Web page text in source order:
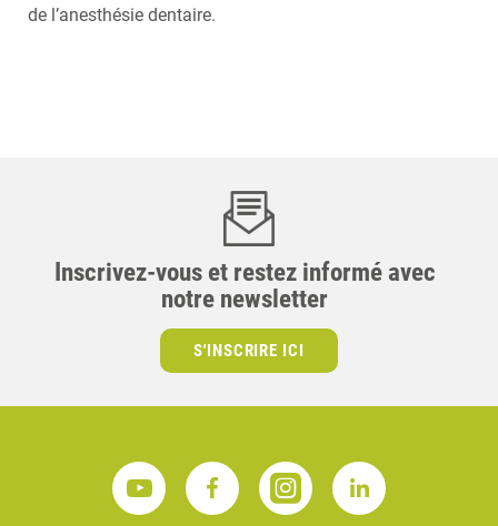
de l’anesthésie dentaire.
Inscrivez-vous et restez informé avec
notre newsletter
S'INSCRIRE ICI